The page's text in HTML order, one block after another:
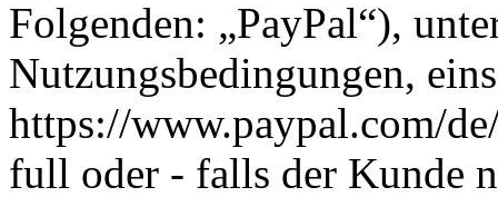
Folgenden: „PayPal“),
Nutzungsbedingungen,
https://www.paypal.com/
full oder - falls der Kunde